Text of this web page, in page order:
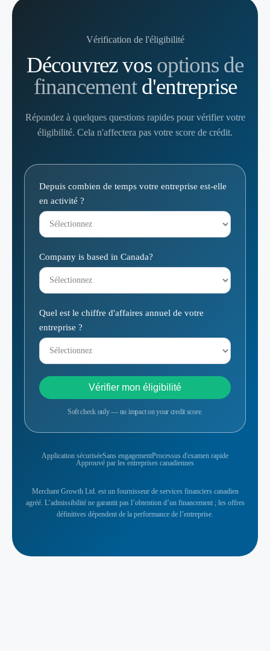
Vérification de l'éligibilité
Découvrez vos options de
financementd'entreprise
Répondez à quelques questions rapides pour vérifier votre
éligibilité. Cela n'affectera pas votre score de crédit.
Calculateur
d'admissibilité
Depuis combien de temps votre entreprise est-elle
en activité ?
Company is based in Canada?
Quel est le chiffre d'affaires annuel de votre
entreprise ?
Vérifier mon éligibilité
Soft check only — no impact on your credit score.
Application sécuriséeSans engagementProcessus d'examen rapide
Approuvé par les entreprises canadiennes
Merchant Growth Ltd. est un fournisseur de services financiers canadien
agréé. L’admissibilité ne garantit pas l’obtention d’un financement ; les offres
définitives dépendent de la performance de l’entreprise.